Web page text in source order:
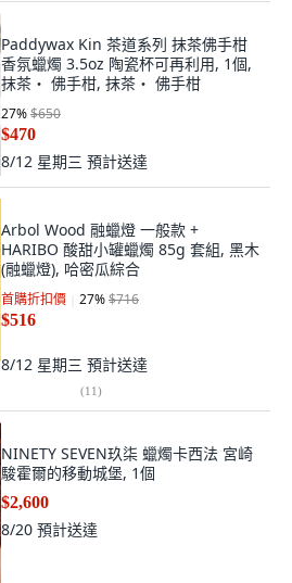
Paddywax Kin 茶道系列 抹茶佛手柑
香氛蠟燭 3.5oz 陶瓷杯可再利用, 1個,
抹茶・ 佛手柑, 抹茶・ 佛手柑
27%$650
$470
8/12 星期三 預計送達
Arbol Wood 融蠟燈 一般款 +
HARIBO 酸甜小罐蠟燭 85g 套組, 黑木
(融蠟燈), 哈密瓜綜合
首購折扣價 27%$716
$516
8/12 星期三 預計送達
(11)
NINETY SEVEN玖柒 蠟燭卡西法 宮崎
駿霍爾的移動城堡, 1個
$2,600
8/20 預計送達